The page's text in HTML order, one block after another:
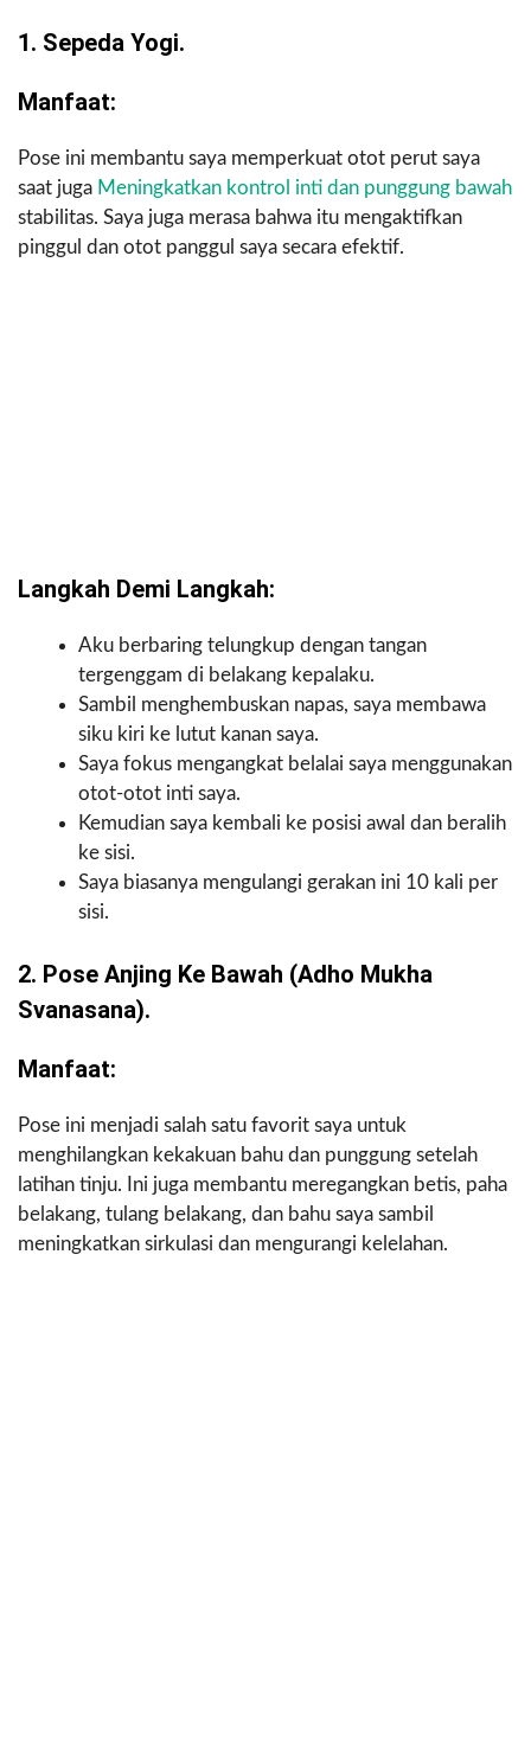
1. Sepeda Yogi.
Manfaat:
Pose ini membantu saya memperkuat otot perut saya
saat juga Meningkatkan kontrol inti dan punggung bawah
stabilitas. Saya juga merasa bahwa itu mengaktifkan
pinggul dan otot panggul saya secara efektif.
Langkah Demi Langkah:
Aku berbaring telungkup dengan tangan
tergenggam di belakang kepalaku.
Sambil menghembuskan napas, saya membawa
siku kiri ke lutut kanan saya.
Saya fokus mengangkat belalai saya menggunakan
otot-otot inti saya.
Kemudian saya kembali ke posisi awal dan beralih
ke sisi.
Saya biasanya mengulangi gerakan ini 10 kali per
sisi.
2. Pose Anjing Ke Bawah (Adho Mukha
Svanasana).
Manfaat:
Pose ini menjadi salah satu favorit saya untuk
menghilangkan kekakuan bahu dan punggung setelah
latihan tinju. Ini juga membantu meregangkan betis, paha
belakang, tulang belakang, dan bahu saya sambil
meningkatkan sirkulasi dan mengurangi kelelahan.